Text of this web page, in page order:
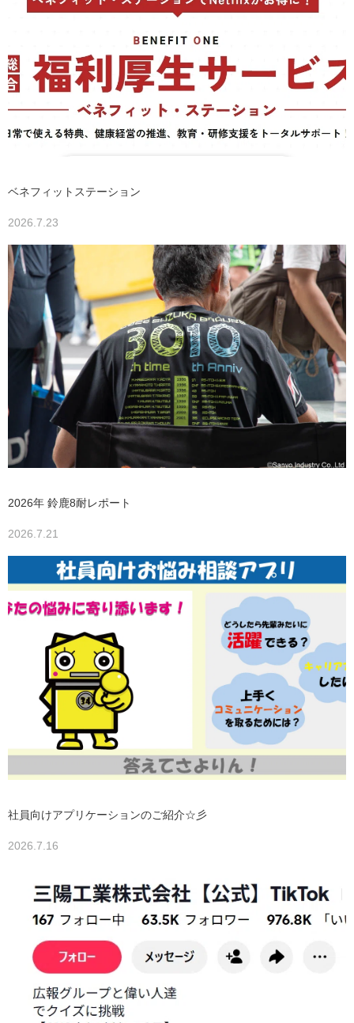
ベネフィットステーション
2026.7.23
2026年 鈴鹿8耐レポート
2026.7.21
社員向けアプリケーションのご紹介☆彡
2026.7.16